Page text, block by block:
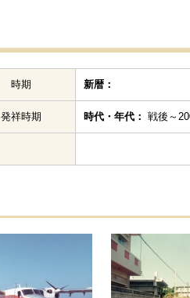
時期 新暦：
発祥時期 時代・年代： 戦後～